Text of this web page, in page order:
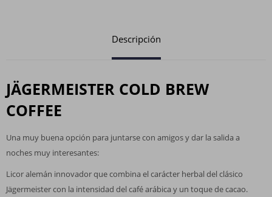
Descripción
JÄGERMEISTER COLD BREW
COFFEE
Una muy buena opción para juntarse con amigos y dar la salida a
noches muy interesantes:
Licor alemán innovador que combina el carácter herbal del clásico
Jägermeister con la intensidad del café arábica y un toque de cacao.